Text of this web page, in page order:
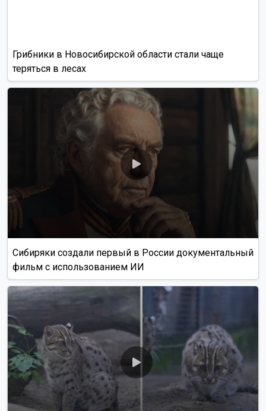
Грибники в Новосибирской области стали чаще
теряться в лесах
Сибиряки создали первый в России документальный
фильм с использованием ИИ